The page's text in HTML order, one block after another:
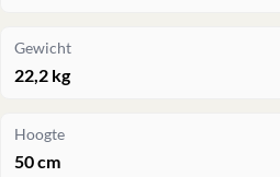
Gewicht
22,2 kg
Hoogte
50 cm